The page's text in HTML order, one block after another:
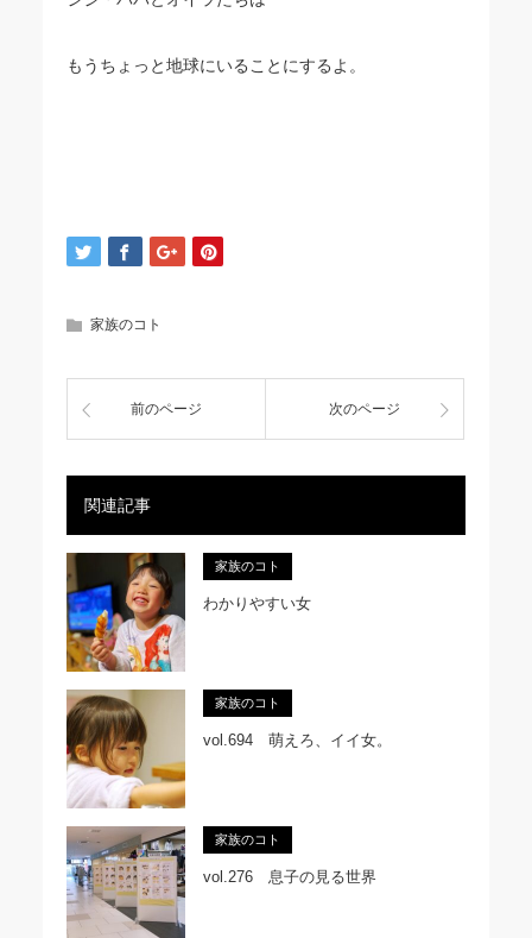
もうちょっと地球にいることにするよ。
家族のコト
前のページ 次のページ
関連記事
家族のコト
わかりやすい女
家族のコト
vol.694 萌えろ、イイ女。
家族のコト
vol.276 息子の見る世界